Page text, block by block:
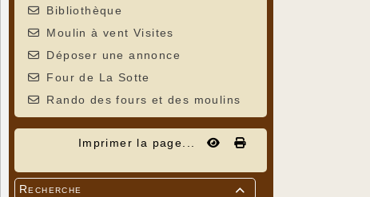
Bibliothèque
Moulin à vent Visites
Déposer une annonce
Four de La Sotte
Rando des fours et des moulins
Imprimer la page...

Recherche